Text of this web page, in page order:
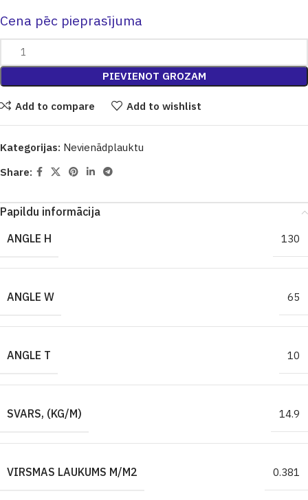
Cena pēc pieprasījuma
PIEVIENOT GROZAM
Add to compare Add to wishlist
Kategorijas: Nevienādplauktu
Share:
Papildu informācija
ANGLE H
130
ANGLE W 65
ANGLE T 10
SVARS, (KG/M) 14.9
VIRSMAS LAUKUMS M/M2 0.381